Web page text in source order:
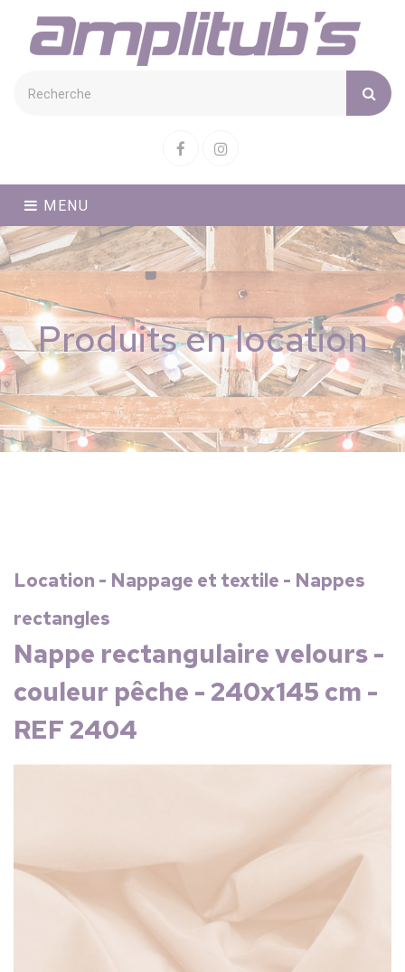
FacebookInstagram
MENU
Produits en location
Location - Nappage et textile - Nappes
rectangles
Nappe rectangulaire velours -
couleur pêche - 240x145 cm -
REF 2404
Cookies management panel